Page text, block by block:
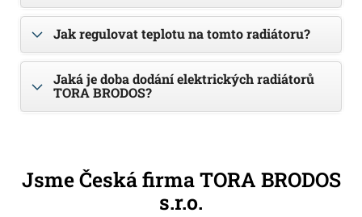
Jak regulovat teplotu na tomto radiátoru?
Jaká je doba dodání elektrických radiátorů
TORA BRODOS?
Jsme Česká firma TORA BRODOS
s.r.o.